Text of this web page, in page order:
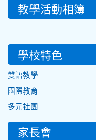
教學活動相簿
學校特色
雙語教學
國際教育
多元社團
家長會